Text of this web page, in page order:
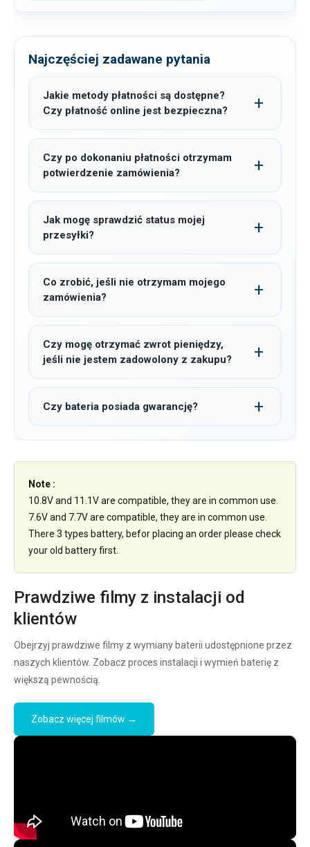
Najczęściej zadawane pytania
Jakie metody płatności są dostępne?
Czy płatność online jest bezpieczna?
Czy po dokonaniu płatności otrzymam
potwierdzenie zamówienia?
Jak mogę sprawdzić status mojej
przesyłki?
Co zrobić, jeśli nie otrzymam mojego
zamówienia?
Czy mogę otrzymać zwrot pieniędzy,
jeśli nie jestem zadowolony z zakupu?
Czy bateria posiada gwarancję?
Note :
10.8V and 11.1V are compatible, they are in common use.
7.6V and 7.7V are compatible, they are in common use.
There 3 types battery, befor placing an order please check
your old battery first.
Prawdziwe filmy z instalacji od
klientów
Obejrzyj prawdziwe filmy z wymiany baterii udostępnione przez
naszych klientów. Zobacz proces instalacji i wymień baterię z
większą pewnością.
Zobacz więcej filmów →